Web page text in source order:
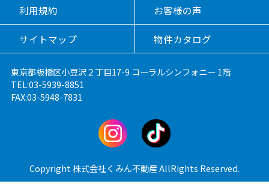
利用規約 お客様の声
サイトマップ 物件カタログ
東京都板橋区小豆沢２丁目17-9 コーラルシンフォニー 1階
TEL:03-5939-8851
FAX:03-5948-7831
Copyright 株式会社くみん不動産 AllRights Reserved.